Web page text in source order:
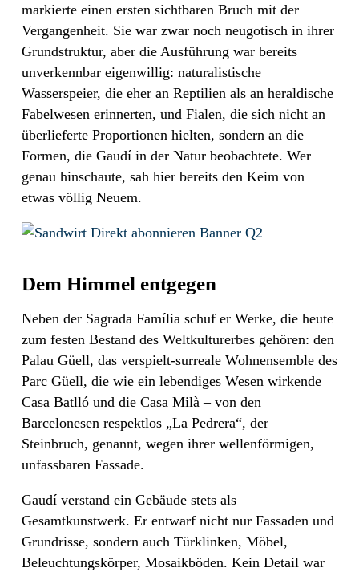
markierte einen ersten sichtbaren Bruch mit der
Vergangenheit. Sie war zwar noch neugotisch in ihrer
Grundstruktur, aber die Ausführung war bereits
unverkennbar eigenwillig: naturalistische
Wasserspeier, die eher an Reptilien als an heraldische
Fabelwesen erinnerten, und Fialen, die sich nicht an
überlieferte Proportionen hielten, sondern an die
Formen, die Gaudí in der Natur beobachtete. Wer
genau hinschaute, sah hier bereits den Keim von
etwas völlig Neuem.
Dem Himmel entgegen
Neben der Sagrada Família schuf er Werke, die heute
zum festen Bestand des Weltkulturerbes gehören: den
Palau Güell, das verspielt-surreale Wohnensemble des
Parc Güell, die wie ein lebendiges Wesen wirkende
Casa Batlló und die Casa Milà – von den
Barcelonesen respektlos „La Pedrera“, der
Steinbruch, genannt, wegen ihrer wellenförmigen,
unfassbaren Fassade.
Gaudí verstand ein Gebäude stets als
Gesamtkunstwerk. Er entwarf nicht nur Fassaden und
Grundrisse, sondern auch Türklinken, Möbel,
Beleuchtungskörper, Mosaikböden. Kein Detail war